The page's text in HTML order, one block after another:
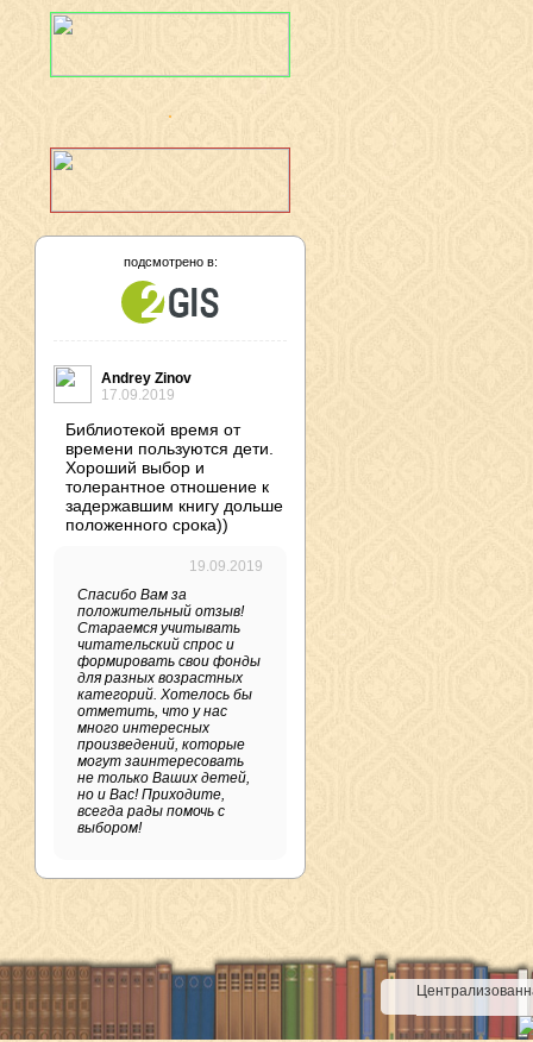
подсмотрено в:
Andrey Zinov
17.09.2019
Библиотекой время от
времени пользуются дети.
Хороший выбор и
толерантное отношение к
задержавшим книгу дольше
положенного срока))
19.09.2019
Спасибо Вам за
положительный отзыв!
Стараемся учитывать
читательский спрос и
формировать свои фонды
для разных возрастных
категорий. Хотелось бы
отметить, что у нас
много интересных
произведений, которые
могут заинтересовать
не только Ваших детей,
но и Вас! Приходите,
всегда рады помочь с
выбором!